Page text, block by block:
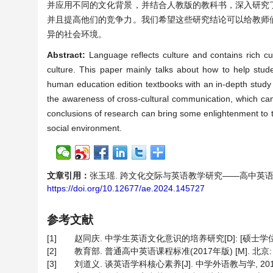
并应用不同的文化背景，并结合人教版的教科书，深入研
并且提高他们的竞争力。我们希望这些研究结论可以给教
异的社会环境。
Abstract: Language reflects culture and contains rich
culture. This paper mainly talks about how to help
human education edition textbooks with an in-depth
the awareness of cross-cultural communication, which
conclusions of research can bring some enlightenment
social environment.
文章引用： 张玉瑶. 跨文化交际与英语教学研究——高中英
https://doi.org/10.12677/ae.2024.145727
参考文献
[1]
赵同庆. 中学生英语文化意识的培养研究[D]: [硕士
[2]
教育部. 普通高中英语课程标准(2017年版) [M]. 北
[3]
刘道义. 谈英语学科核心素养[J]. 中学外语教与学,